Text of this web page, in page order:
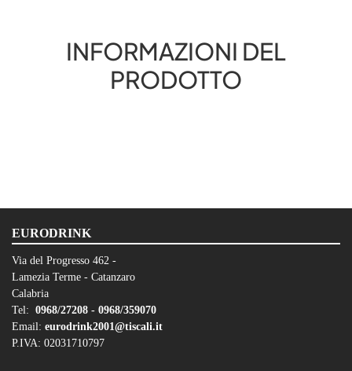
INFORMAZIONI DEL
PRODOTTO
EURODRINK
Via del Progresso 462 -
Lamezia Terme - Catanzaro
Calabria
Tel: 0968/27208 - 0968/359070
Email: eurodrink2001@tiscali.it
P.IVA: 02031710797